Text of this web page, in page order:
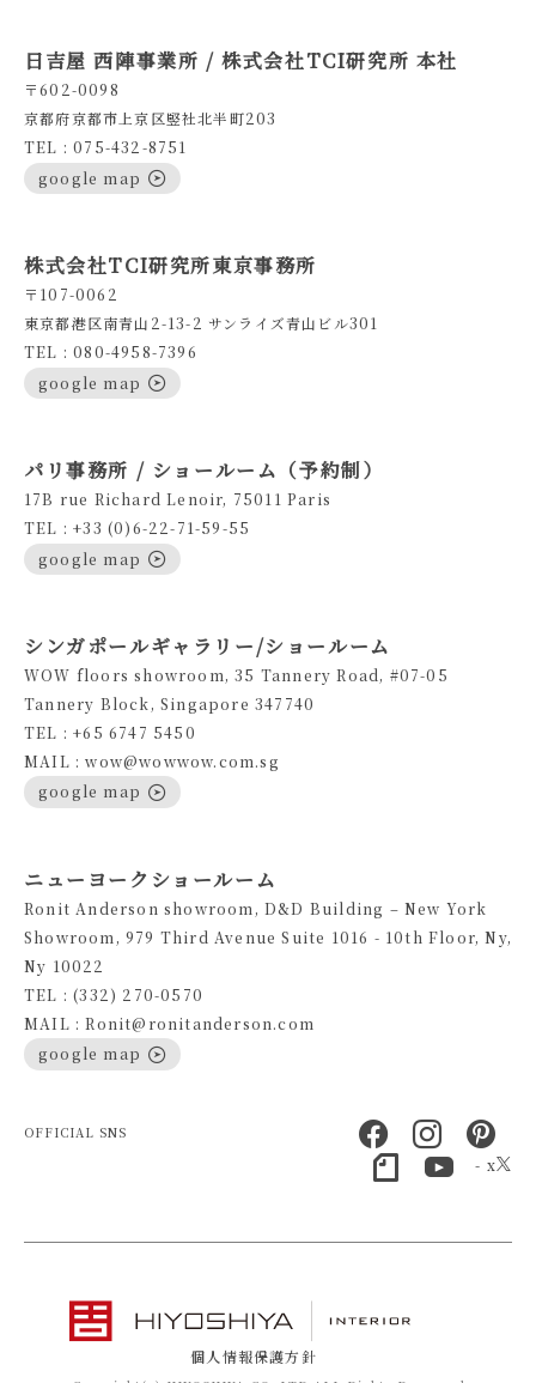
日吉屋 西陣事業所 / 株式会社TCI研究所 本社
〒602-0098
京都府京都市上京区竪社北半町203
TEL : 075-432-8751
google map
株式会社TCI研究所東京事務所
〒107-0062
東京都港区南青山2-13-2 サンライズ青山ビル301
TEL : 080-4958-7396
google map
パリ事務所 / ショールーム（予約制）
17B rue Richard Lenoir, 75011 Paris
TEL : +33 (0)6-22-71-59-55
google map
シンガポールギャラリー/ショールーム
WOW floors showroom, 35 Tannery Road, #07-05
Tannery Block, Singapore 347740
TEL : +65 6747 5450
MAIL : wow@wowwow.com.sg
google map
ニューヨークショールーム
Ronit Anderson showroom, D&D Building – New York
Showroom, 979 Third Avenue Suite 1016 - 10th Floor, Ny,
Ny 10022
TEL : (332) 270-0570
MAIL : Ronit@ronitanderson.com
google map
OFFICIAL SNS
- x
個人情報保護方針